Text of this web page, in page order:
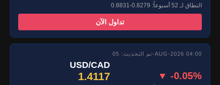
النطاق لـ 52 أسبوعاً: 0.8279-0.8831
تداول الآن
تم التحديث: 05-AUG-2026 04:00
USD/CAD
1.4117 ▼ -0.05%